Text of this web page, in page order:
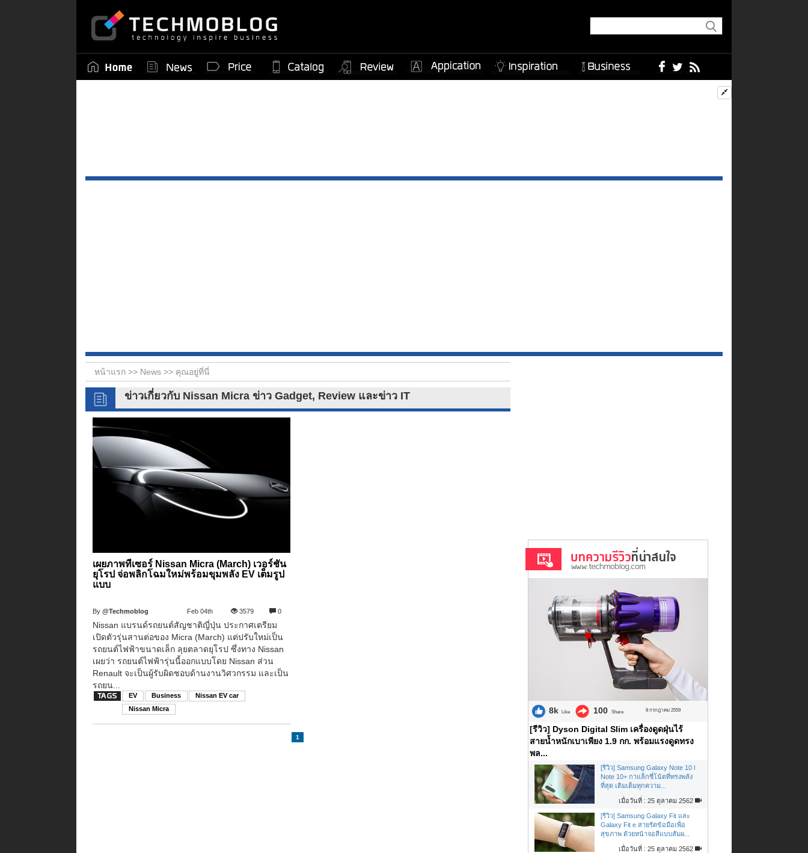
หน้าแรก >> News >> คุณอยู่ที่นี่
ข่าวเกี่ยวกับ Nissan Micra ข่าว Gadget, Review และข่าว IT
เผยภาพทีเซอร์ Nissan Micra (March) เวอร์ชัน
ยุโรป จ่อพลิกโฉมใหม่พร้อมขุมพลัง EV เต็มรูป
แบบ
By@Techmoblog Feb 04th 3579 0
Nissan แบรนด์รถยนต์สัญชาติญี่ปุ่น ประกาศเตรียม
เปิดตัวรุ่นสานต่อของ Micra (March) แต่ปรับใหม่เป็น
รถยนต์ไฟฟ้าขนาดเล็ก ลุยตลาดยุโรป ซึ่งทาง Nissan
เผยว่า รถยนต์ไฟฟ้ารุ่นนี้ออกแบบโดย Nissan ส่วน
Renault จะเป็นผู้รับผิดชอบด้านงานวิศวกรรม และเป็น
รถยน...
EV Business
Nissan EV car
Nissan Micra
1
8k Like 100 Share 8 กรกฎาคม 2559
[รีวิว] Dyson Digital Slim เครื่องดูดฝุ่นไร้
สายน้ำหนักเบาเพียง 1.9 กก. พร้อมแรงดูดทรง
พล...
[รีวิว] Samsung Galaxy Note 10 l
Note 10+ กาแล็กซี่โน้ตที่ทรงพลัง
ที่สุด เติมเต็มทุกความ...
เมื่อวันที่ : 25 ตุลาคม 2562
[รีวิว] Samsung Galaxy Fit และ
Galaxy Fit e สายรัดข้อมือเพื่อ
สุขภาพ ด้วยหน้าจอสีแบบสัมผ...
เมื่อวันที่ : 25 ตุลาคม 2562